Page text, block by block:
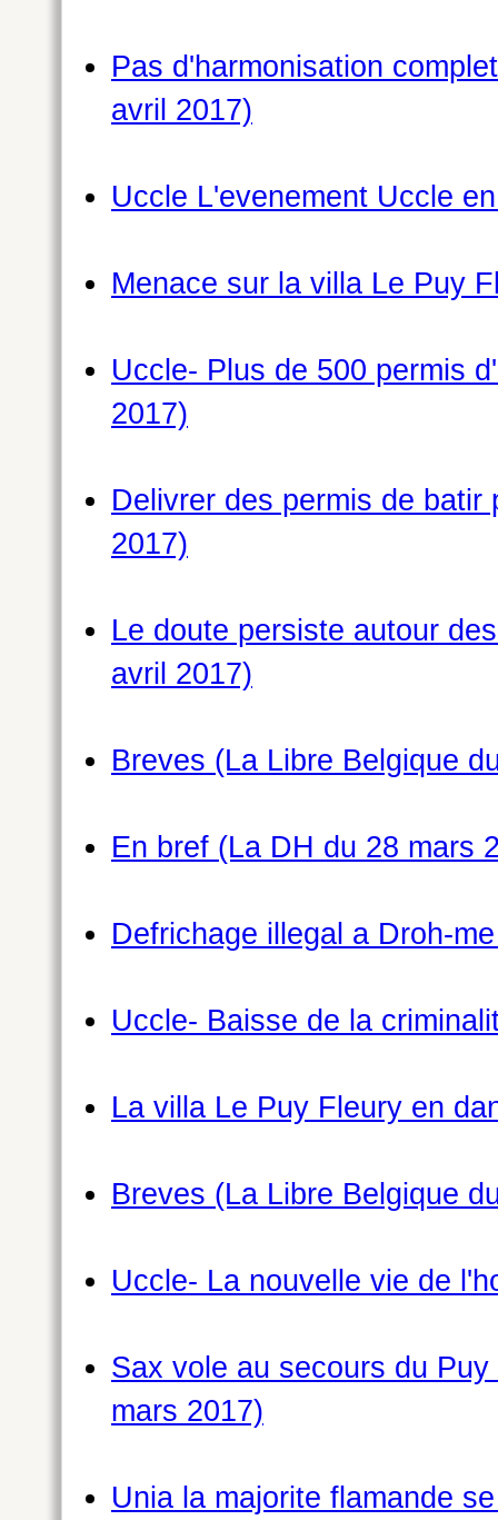
Pas d'harmonisation
avril 2017)
Uccle L'evenement Uccle
Menace sur la villa Le Puy
Uccle- Plus de 500 permis
2017)
Delivrer des permis de
2017)
Le doute persiste autour
avril 2017)
Breves (La Libre Belgique
En bref (La DH du 28 mars
Defrichage illegal a Droh-
Uccle- Baisse de la
La villa Le Puy Fleury en
Breves (La Libre Belgique
Uccle- La nouvelle vie de
Sax vole au secours du
mars 2017)
Unia la majorite flamande